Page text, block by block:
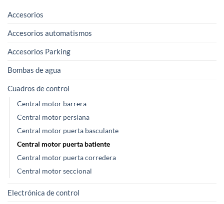
se
pueden
elegir
en
de
producto
Accesorios
Accesorios automatismos
Accesorios Parking
Bombas de agua
Cuadros de control
Central motor barrera
Central motor persiana
Central motor puerta basculante
Central motor puerta batiente
Central motor puerta corredera
Central motor seccional
Electrónica de control